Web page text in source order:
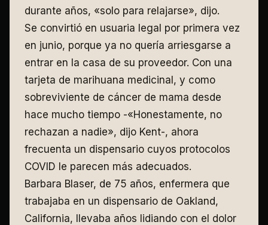
durante años, «solo para relajarse», dijo.
Se convirtió en usuaria legal por primera vez
en junio, porque ya no quería arriesgarse a
entrar en la casa de su proveedor. Con una
tarjeta de marihuana medicinal, y como
sobreviviente de cáncer de mama desde
hace mucho tiempo -«Honestamente, no
rechazan a nadie», dijo Kent-, ahora
frecuenta un dispensario cuyos protocolos
COVID le parecen más adecuados.
Barbara Blaser, de 75 años, enfermera que
trabajaba en un dispensario de Oakland,
California, llevaba años lidiando con el dolor